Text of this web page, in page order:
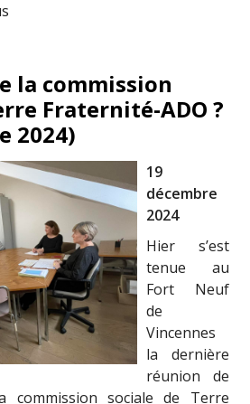
la commission
Fraternité-ADO ?
2024)
19
décembre
2024
Hier s’est
tenue au
Fort Neuf
de
Vincennes
la dernière
réunion de
commission sociale de Terre